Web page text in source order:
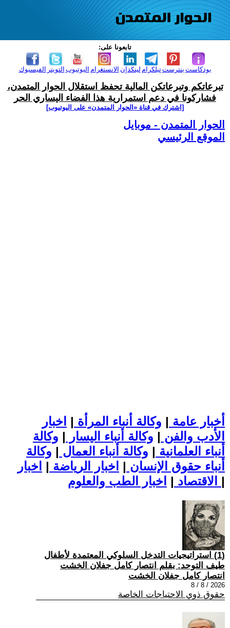
تابعونا على:
الفيسبوك التويتر اليوتيوب الانستغرام لينكدإن تيلكرامبنترست بودكاست
تبرعاتكم وتبرعاتكن المالية تحفظ استقلال الحوار المتمدن،
فشاركونا في دعم استمرارية هذا الفضاء اليساري الحر
[اشترك في قناة ‫«الحوار المتمدن» على اليوتيوب]
الحوار المتمدن - موبايل
الموقع الرئيسي
أخبار عامة | وكالة أنباء المرأة | اخبار
الأدب والفن | وكالة أنباء اليسار | وكالة
أنباء العلمانية | وكالة أنباء العمال | وكالة
أنباء حقوق الإنسان | اخبار الرياضة | اخبار
الاقتصاد | |
(1) استراتيجيات التدخل السلوكي المعتمدة لأطفال
طيف التوحد: بقلم انتصار كامل جفلان الخشت
انتصار كامل جفلان الخشت
2026 / 8 / 8
حقوق ذوي الاحتياجات الخاصة